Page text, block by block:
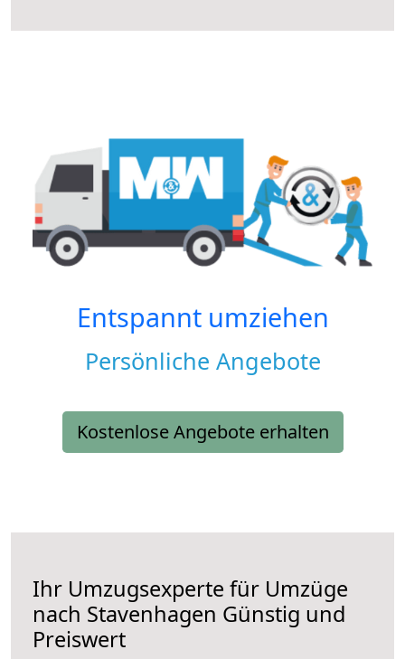
Entspannt umziehen
Persönliche Angebote
Kostenlose Angebote erhalten
Ihr Umzugsexperte für Umzüge
nach Stavenhagen Günstig und
Preiswert